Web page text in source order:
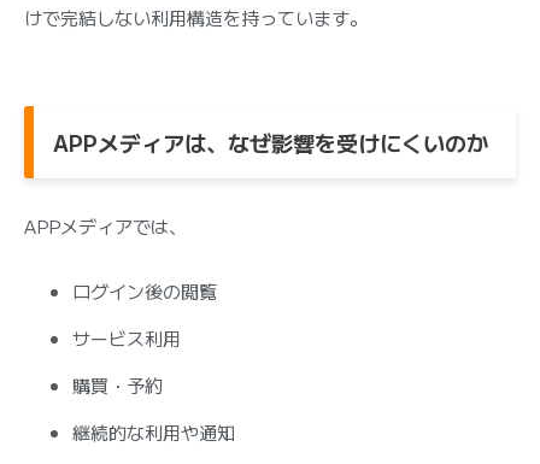
けで完結しない利用構造を持っています。
APPメディアは、なぜ影響を受けにくいのか
APPメディアでは、
ログイン後の閲覧
サービス利用
購買・予約
継続的な利用や通知